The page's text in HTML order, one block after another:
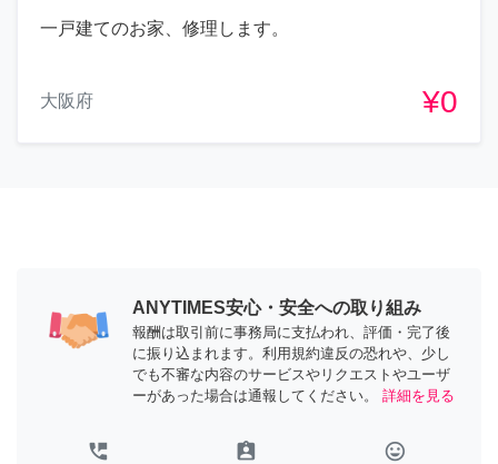
一戸建てのお家、修理します。
大阪府 ¥0
ANYTIMES安心・安全への取り組み
報酬は取引前に事務局に支払われ、評価・完了後
に振り込まれます。利用規約違反の恐れや、少し
でも不審な内容のサービスやリクエストやユーザ
ーがあった場合は通報してください。
詳細を見る
perm_phone_msg assignment_ind tag_faces